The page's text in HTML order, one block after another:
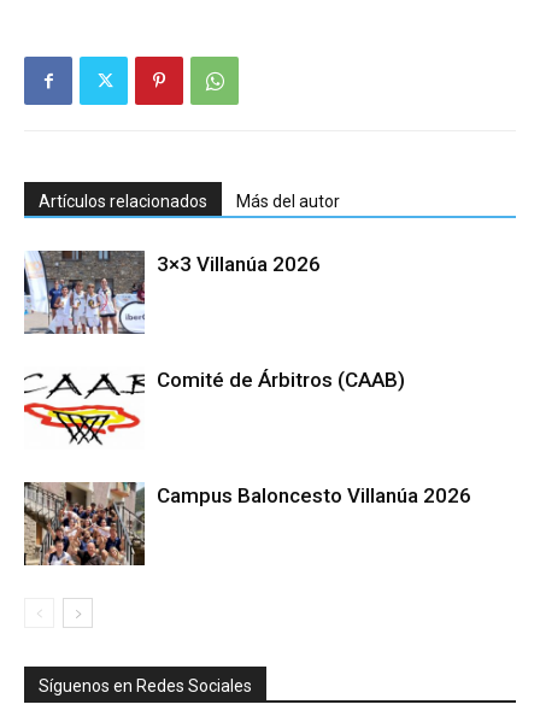
Artículos relacionados Más del autor
3×3 Villanúa 2026
Comité de Árbitros (CAAB)
Campus Baloncesto Villanúa 2026
Síguenos en Redes Sociales